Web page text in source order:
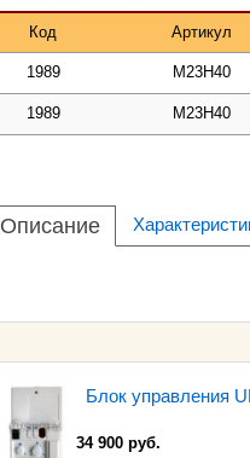
Код Артикул
1989 M23H40
1989 M23H40
Описание
Блок управления
34 900 руб.